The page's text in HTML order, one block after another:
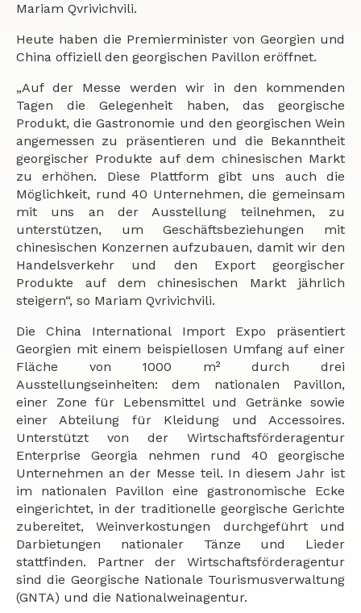
Mariam Qvrivichvili.
Heute haben die Premierminister von Georgien und
China offiziell den georgischen Pavillon eröffnet.
„Auf der Messe werden wir in den kommenden
Tagen die Gelegenheit haben, das georgische
Produkt, die Gastronomie und den georgischen Wein
angemessen zu präsentieren und die Bekanntheit
georgischer Produkte auf dem chinesischen Markt
zu erhöhen. Diese Plattform gibt uns auch die
Möglichkeit, rund 40 Unternehmen, die gemeinsam
mit uns an der Ausstellung teilnehmen, zu
unterstützen, um Geschäftsbeziehungen mit
chinesischen Konzernen aufzubauen, damit wir den
Handelsverkehr und den Export georgischer
Produkte auf dem chinesischen Markt jährlich
steigern“, so Mariam Qvrivichvili.
Die China International Import Expo präsentiert
Georgien mit einem beispiellosen Umfang auf einer
Fläche von 1000 m² durch drei
Ausstellungseinheiten: dem nationalen Pavillon,
einer Zone für Lebensmittel und Getränke sowie
einer Abteilung für Kleidung und Accessoires.
Unterstützt von der Wirtschaftsförderagentur
Enterprise Georgia nehmen rund 40 georgische
Unternehmen an der Messe teil. In diesem Jahr ist
im nationalen Pavillon eine gastronomische Ecke
eingerichtet, in der traditionelle georgische Gerichte
zubereitet, Weinverkostungen durchgeführt und
Darbietungen nationaler Tänze und Lieder
stattfinden. Partner der Wirtschaftsförderagentur
sind die Georgische Nationale Tourismusverwaltung
(GNTA) und die Nationalweinagentur.